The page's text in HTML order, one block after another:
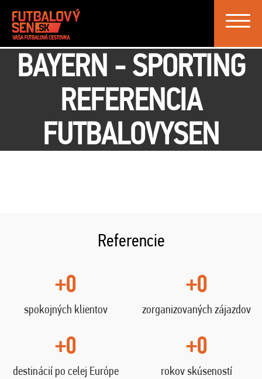
Toggle
BAYERN - SPORTING
REFERENCIA
FUTBALOVYSEN
Referencie
+0
spokojných klientov
+0
zorganizovaných zájazdov
+0
destinácií po celej Európe
+0
rokov skúseností